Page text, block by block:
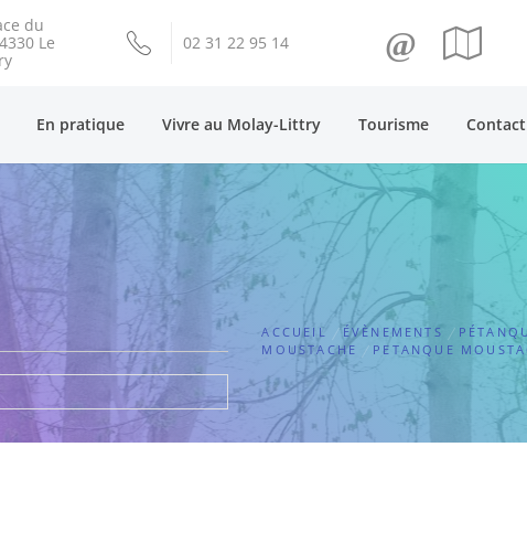
du
Le
02 31 22 95 14 @
En pratique Vivre au Molay-Littry Tourisme Contact
ACCUEIL ÉVÈNEMENTS
MOUSTACHE
PETANQUE